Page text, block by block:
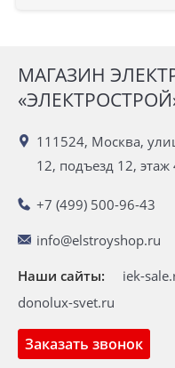
МАГАЗИН
111524, Москва,
12, подъезд 12,
+7 (499) 500-96-43
info@elstroyshop.ru
Заказать звонок
Наши сайты: iek-
donolux-svet.ru